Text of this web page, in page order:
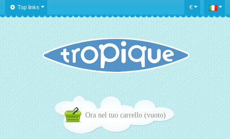
€
Top links
Ora nel tuo carrello (vuoto)